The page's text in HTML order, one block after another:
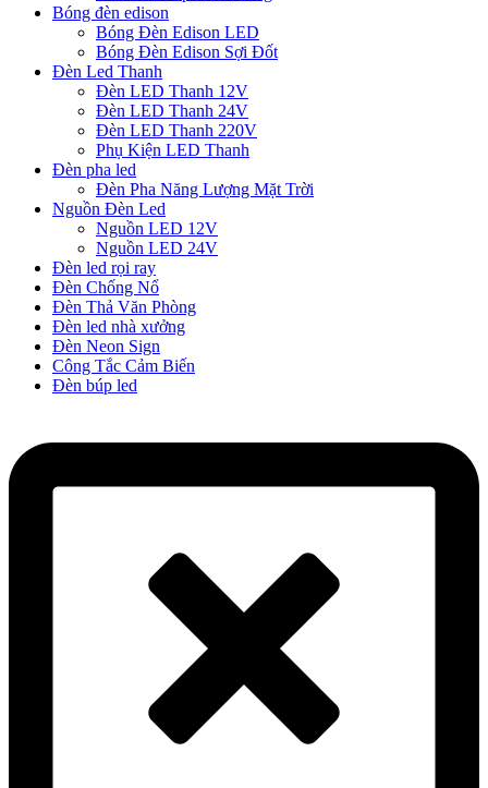
Bóng đèn edison
Bóng Đèn Edison LED
Bóng Đèn Edison Sợi Đốt
Đèn Led Thanh
Đèn LED Thanh 12V
Đèn LED Thanh 24V
Đèn LED Thanh 220V
Phụ Kiện LED Thanh
Đèn pha led
Đèn Pha Năng Lượng Mặt Trời
Nguồn Đèn Led
Nguồn LED 12V
Nguồn LED 24V
Đèn led rọi ray
Đèn Chống Nổ
Đèn Thả Văn Phòng
Đèn led nhà xưởng
Đèn Neon Sign
Công Tắc Cảm Biến
Đèn búp led